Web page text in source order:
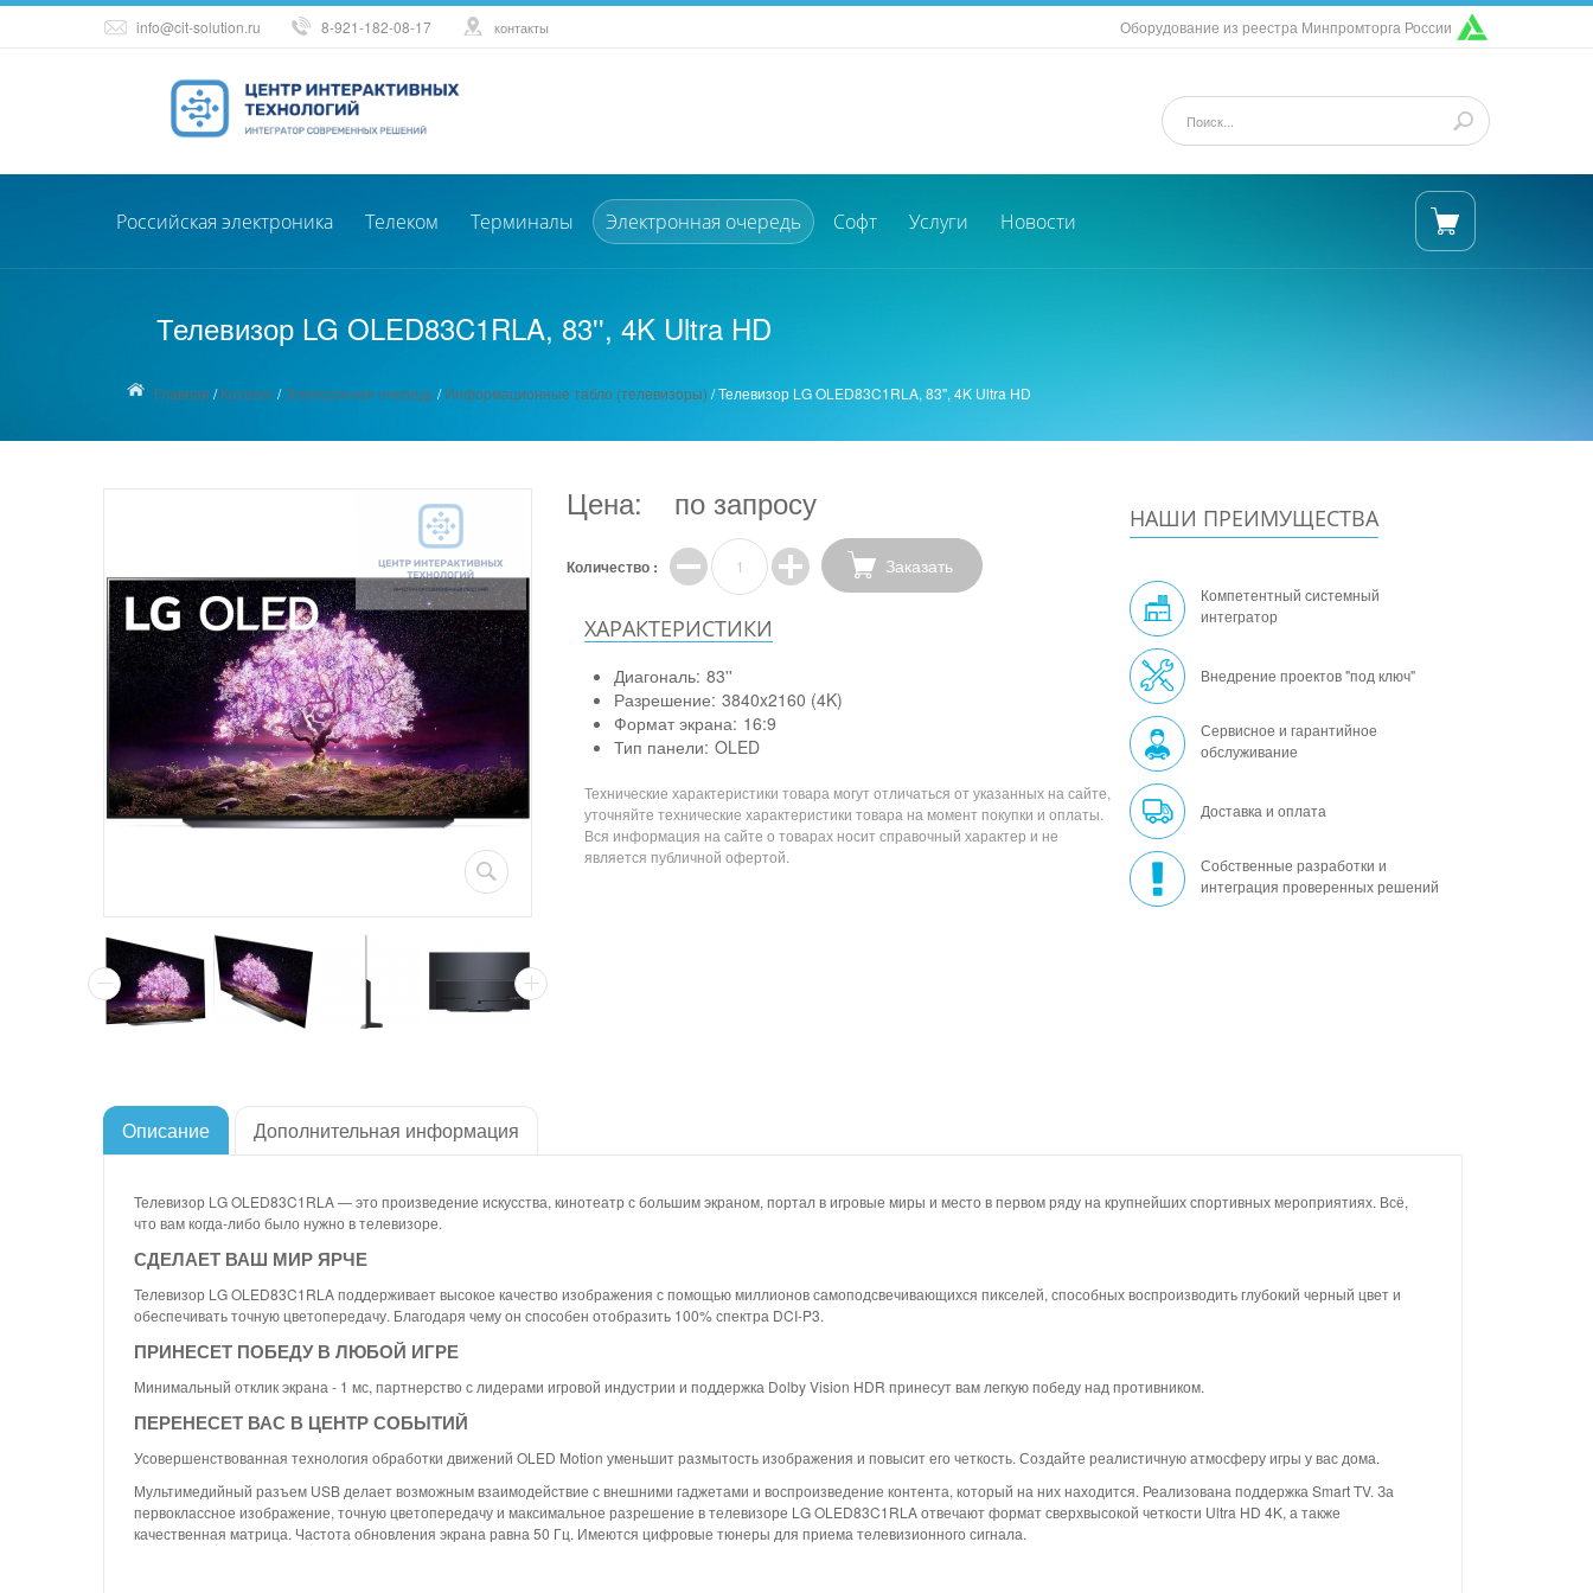
info@cit-solution.ru 8-921-182-08-17 контакты Оборудование из реестра Минпромторга России
Российская электроника Телеком Терминалы Электронная очередь Софт Услуги Новости
Телевизор LG OLED83C1RLA, 83'', 4K Ultra HD
Главная /Каталог/Электронная очередь/Информационные табло (телевизоры) /Телевизор LG OLED83C1RLA, 83'', 4K Ultra HD
Цена: по запросу
Количество : Заказать
ХАРАКТЕРИСТИКИ
Диагональ: 83''
Разрешение: 3840x2160 (4K)
Формат экрана: 16:9
Тип панели: OLED
Технические характеристики товара могут отличаться от указанных на сайте,
уточняйте технические характеристики товара на момент покупки и оплаты.
Вся информация на сайте о товарах носит справочный характер и не
является публичной офертой.
НАШИ ПРЕИМУЩЕСТВА
Компетентный системный
интегратор
Внедрение проектов "под ключ"
Сервисное и гарантийное
обслуживание
Доставка и оплата
Собственные разработки и
интеграция проверенных решений
Описание Дополнительная информация
Телевизор LG OLED83C1RLA — это произведение искусства, кинотеатр с большим экраном, портал в игровые миры и место в первом ряду на крупнейших спортивных мероприятиях. Всё,
что вам когда-либо было нужно в телевизоре.
СДЕЛАЕТ ВАШ МИР ЯРЧЕ
Телевизор LG OLED83C1RLA поддерживает высокое качество изображения с помощью миллионов самоподсвечивающихся пикселей, способных воспроизводить глубокий черный цвет и
обеспечивать точную цветопередачу. Благодаря чему он способен отобразить 100% спектра DCI-P3.
ПРИНЕСЕТ ПОБЕДУ В ЛЮБОЙ ИГРЕ
Минимальный отклик экрана - 1 мс, партнерство с лидерами игровой индустрии и поддержка Dolby Vision HDR принесут вам легкую победу над противником.
ПЕРЕНЕСЕТ ВАС В ЦЕНТР СОБЫТИЙ
Усовершенствованная технология обработки движений OLED Motion уменьшит размытость изображения и повысит его четкость. Создайте реалистичную атмосферу игры у вас дома.
Мультимедийный разъем USB делает возможным взаимодействие с внешними гаджетами и воспроизведение контента, который на них находится. Реализована поддержка Smart TV. За
первоклассное изображение, точную цветопередачу и максимальное разрешение в телевизоре LG OLED83C1RLA отвечают формат сверхвысокой четкости Ultra HD 4K, а также
качественная матрица. Частота обновления экрана равна 50 Гц. Имеются цифровые тюнеры для приема телевизионного сигнала.